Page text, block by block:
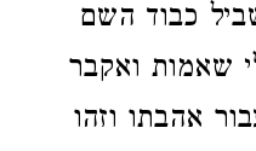
כבוד השם
שאמות ואקבר
אהבתו וזהו